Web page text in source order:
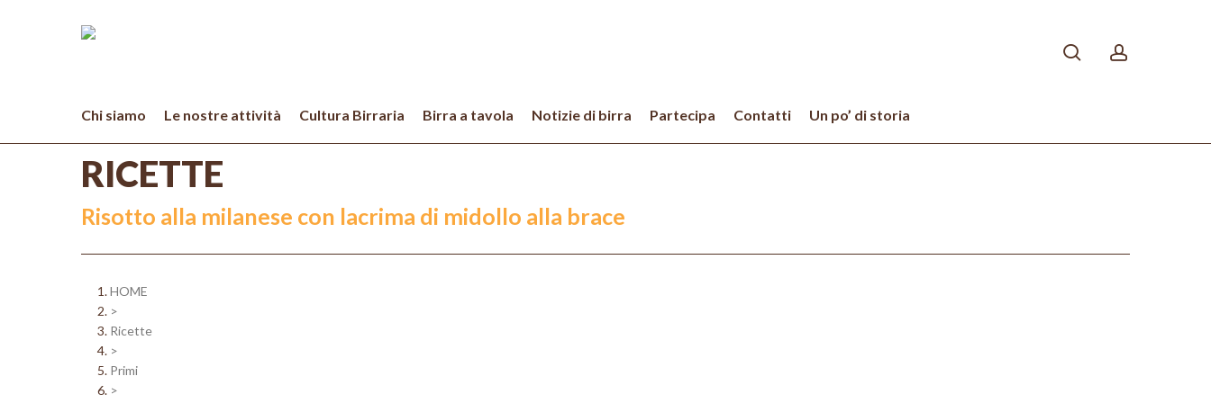
Hit enter to search or ESC to close
Chi siamo Le nostre attività Cultura Birraria Birra a tavola Notizie di birra Partecipa Contatti Un po’ di storia
search
RICETTE
Risotto alla milanese con lacrima di midollo alla brace
HOME
>
Ricette
>
Primi
>